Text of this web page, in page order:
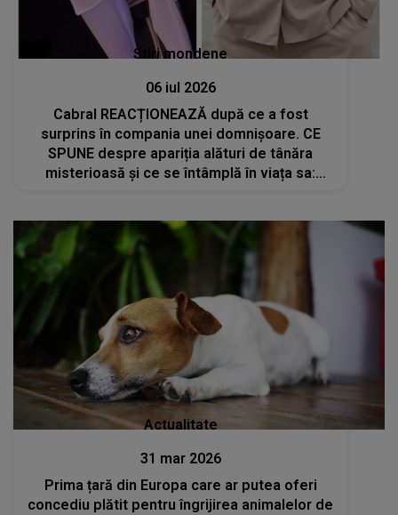
Stiri mondene
06 iul 2026
Cabral REACȚIONEAZĂ după ce a fost
surprins în compania unei domnișoare. CE
SPUNE despre apariția alături de tânăra
misterioasă și ce se întâmplă în viața sa:
Actualitate
31 mar 2026
Prima țară din Europa care ar putea oferi
concediu plătit pentru îngrijirea animalelor de